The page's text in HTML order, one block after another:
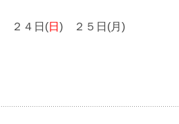
２４日(日 ) ２５日(月)